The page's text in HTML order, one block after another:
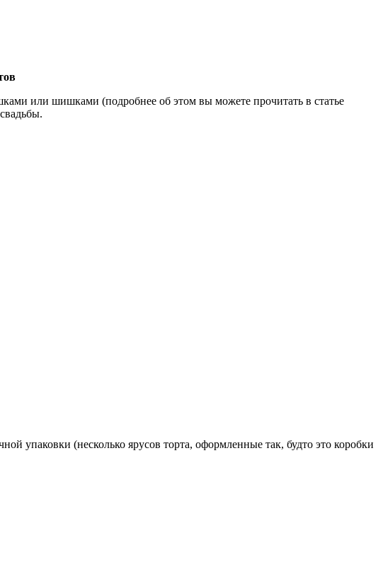
или шишками (подробнее об этом вы можете прочитать в статье
упаковки (несколько ярусов торта, оформленные так, будто это коробки